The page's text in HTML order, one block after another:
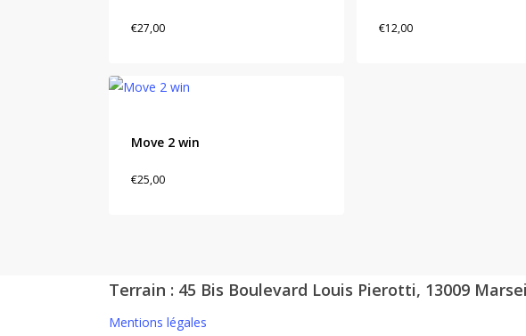
€27,00 €12,00
Move 2 win
€25,00
Terrain : 45 Bis Boulevard Louis Pierotti, 13009
Mentions légales